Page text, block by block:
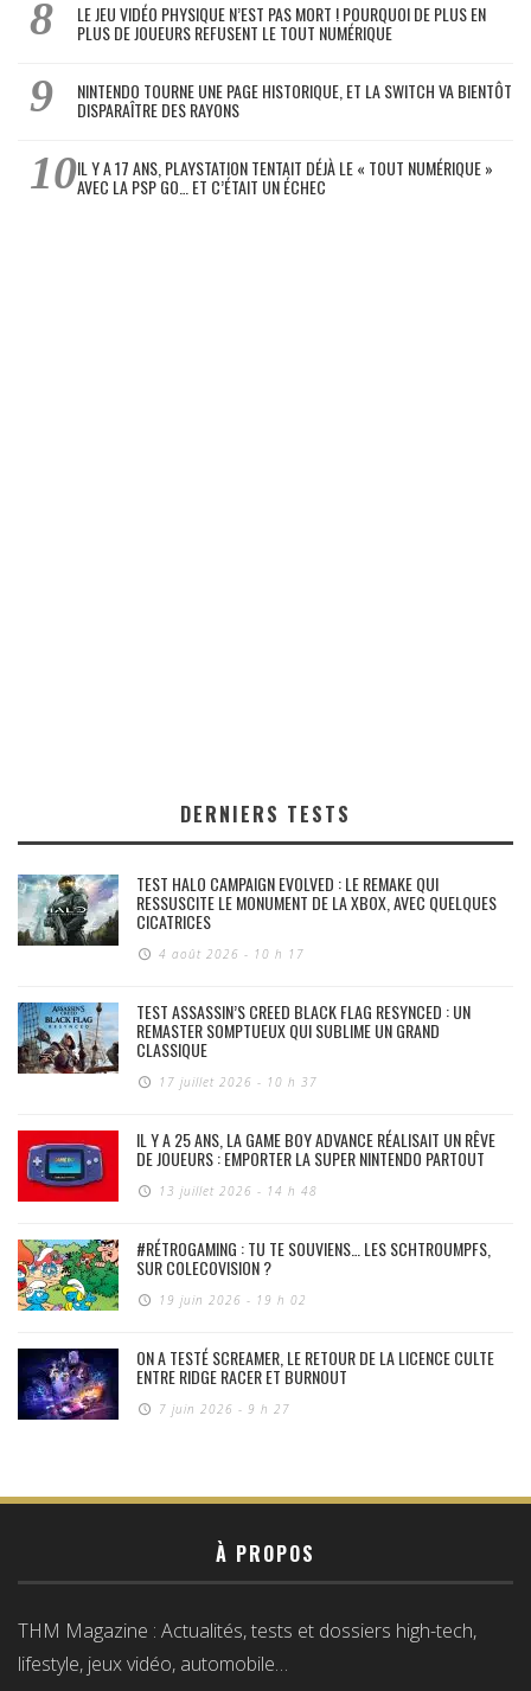
LE JEU VIDÉO PHYSIQUE N’EST PAS MORT ! POURQUOI DE PLUS EN
PLUS DE JOUEURS REFUSENT LE TOUT NUMÉRIQUE
NINTENDO TOURNE UNE PAGE HISTORIQUE, ET LA SWITCH VA BIENTÔT
DISPARAÎTRE DES RAYONS
IL Y A 17 ANS, PLAYSTATION TENTAIT DÉJÀ LE « TOUT NUMÉRIQUE »
AVEC LA PSP GO… ET C’ÉTAIT UN ÉCHEC
DERNIERS TESTS
TEST HALO CAMPAIGN EVOLVED : LE REMAKE QUI
RESSUSCITE LE MONUMENT DE LA XBOX, AVEC QUELQUES
CICATRICES
4 août 2026 - 10 h 17
TEST ASSASSIN’S CREED BLACK FLAG RESYNCED : UN
REMASTER SOMPTUEUX QUI SUBLIME UN GRAND
CLASSIQUE
17 juillet 2026 - 10 h 37
IL Y A 25 ANS, LA GAME BOY ADVANCE RÉALISAIT UN RÊVE
DE JOUEURS : EMPORTER LA SUPER NINTENDO PARTOUT
13 juillet 2026 - 14 h 48
#RÉTROGAMING : TU TE SOUVIENS… LES SCHTROUMPFS,
SUR COLECOVISION ?
19 juin 2026 - 19 h 02
ON A TESTÉ SCREAMER, LE RETOUR DE LA LICENCE CULTE
ENTRE RIDGE RACER ET BURNOUT
7 juin 2026 - 9 h 27
À PROPOS
THM Magazine : Actualités, tests et dossiers high-tech,
lifestyle, jeux vidéo, automobile…